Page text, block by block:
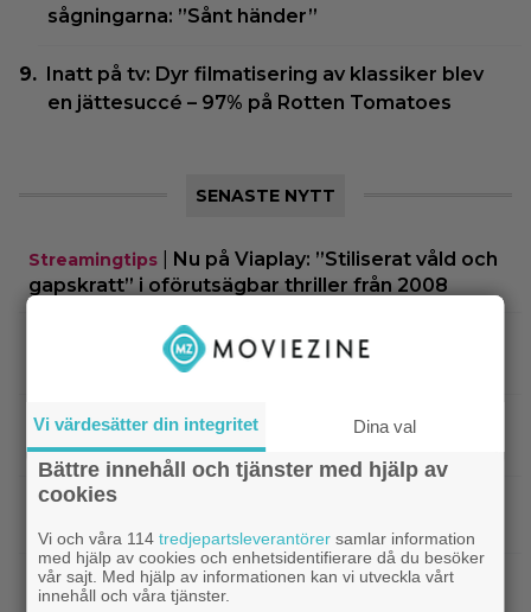
sågningarna: ”Sånt händer”
Inatt på tv: Dyr filmatisering av klassiker blev
en jättesuccé – 97% på Rotten Tomatoes
SENASTE NYTT
Streamingtips
Nu på Viaplay: ”Stiliserat våld och
gapskratt” i oförutsägbar thriller från 2008
3 nya filmer på Netflix: Oscarsvinnaren
från 2025 klättrar på topplistan
Bioaktuellt|Efter 25 Beckfilmer – Anna Asp
hoppas nya filmen blir en snackis
IKEA hyllas världen över – efter briljant blinkning
Apple TV|Bortglömd komedi från 1984 blev
Vi värdesätter din integritet Dina val
Bättre innehåll och tjänster med hjälp av
cookies
Vi och våra 114tredjepartsleverantörer samlar information
med hjälp av cookies och enhetsidentifierare då du besöker
vår sajt. Med hjälp av informationen kan vi utveckla vårt
innehåll och våra tjänster.